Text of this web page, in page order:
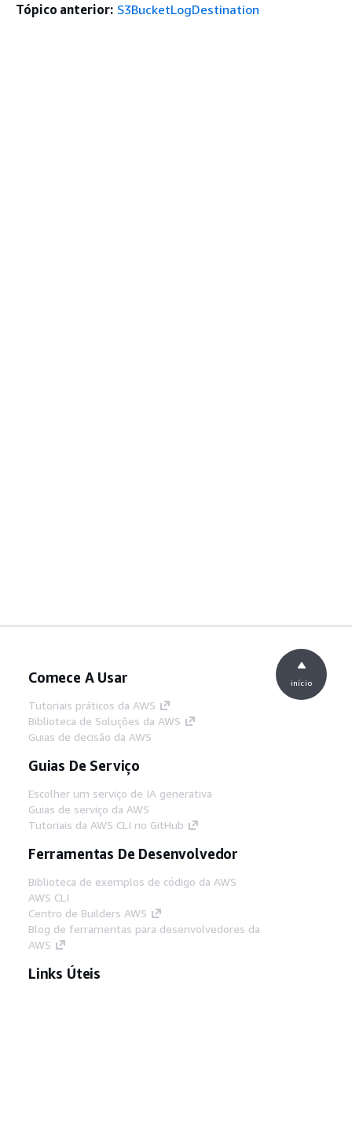
Tópico anterior: S3BucketLogDestination
Comece A Usar
Tutoriais práticos da AWS
Biblioteca de Soluções da AWS
Guias de decisão da AWS
Guias De Serviço
Escolher um serviço de IA generativa
Guias de serviço da AWS
Tutoriais da AWS CLI no GitHub
Ferramentas De Desenvolvedor
Biblioteca de exemplos de código da AWS
AWS CLI
Centro de Builders AWS
Blog de ferramentas para desenvolvedores da
AWS
Links Úteis
início